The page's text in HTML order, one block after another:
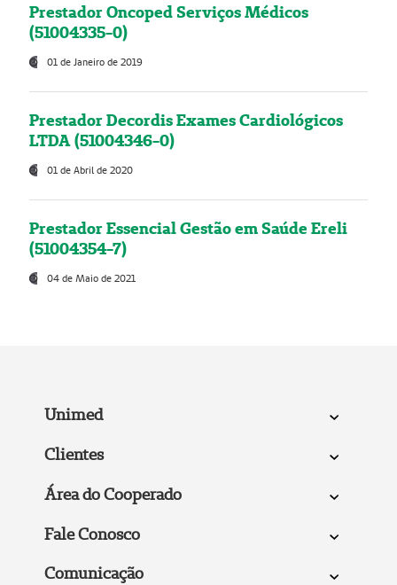
Prestador Oncoped Serviços Médicos
(51004335-0)
01 de Janeiro de 2019
Prestador Decordis Exames Cardiológicos
LTDA (51004346-0)
01 de Abril de 2020
Prestador Essencial Gestão em Saúde Ereli
(51004354-7)
04 de Maio de 2021
Unimed
Clientes
Área do Cooperado
Fale Conosco
Comunicação